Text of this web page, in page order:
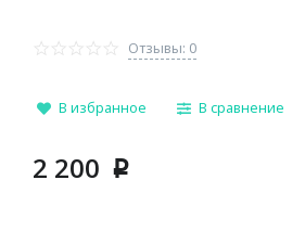
Отзывы: 0
В избранное В сравнение
2 200 p